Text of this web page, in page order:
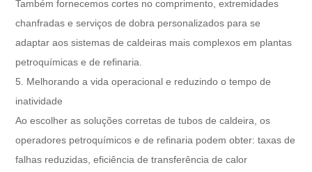
Também fornecemos cortes no comprimento, extremidades
chanfradas e serviços de dobra personalizados para se
adaptar aos sistemas de caldeiras mais complexos em plantas
petroquímicas e de refinaria.
5. Melhorando a vida operacional e reduzindo o tempo de
inatividade
Ao escolher as soluções corretas de tubos de caldeira, os
operadores petroquímicos e de refinaria podem obter: taxas de
falhas reduzidas, eficiência de transferência de calor